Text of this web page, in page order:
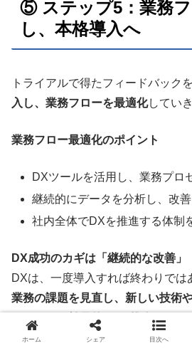
⑤ ステップ5：業務
し、本格導入へ
トライアルで得たフィードバック
入し、業務フローを最適化してい
業務フロー最適化のポイント
DXツールを活用し、業務プロ
継続的にデータを分析し、改
社内全体でDXを推進する体制
DX成功のカギは「継続的な改善」
DXは、一度導入すれば終わりでは
業務の課題を見直し、新しい技術
とが、より効果的なDX推進につな
ホーム シェア 目次へ